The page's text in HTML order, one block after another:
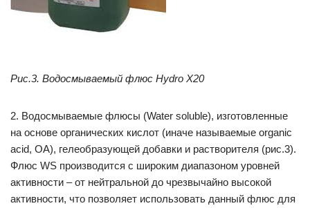
Рис.3. Водосмываемый флюс Hydro X20
2. Водосмываемые флюсы (Water soluble), изготовленные
на основе органических кислот (иначе называемые organic
acid, OA), гелеобразующей добавки и растворителя (рис.3).
Флюс WS производится с широким диапазоном уровней
активности – от нейтральной до чрезвычайно высокой
активности, что позволяет использовать данный флюс для